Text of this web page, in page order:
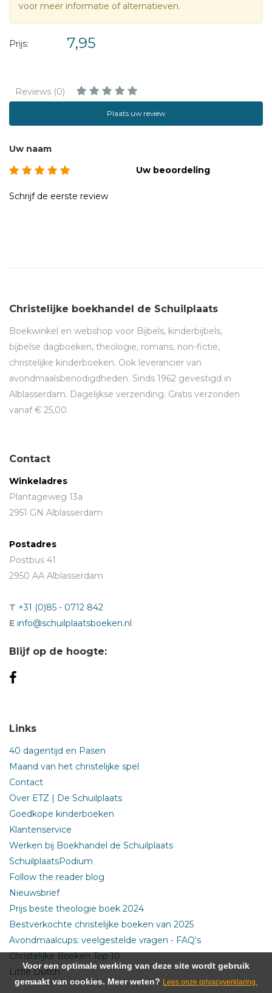
voor meer informatie of alternatieven.
Prijs: 7,95
Reviews (0)
Plaats uw review
Uw naam
Uw beoordeling
Schrijf de eerste review
Christelijke boekhandel de Schuilplaats
Boekwinkel en webshop voor Bijbels, kinderbijbels,
bijbelse dagboeken, theologie, romans, non-fictie,
christelijke kinderboeken. Ook leverancier van
avondmaalsbenodigdheden. Sinds 1962 gevestigd in
Alblasserdam. Dagelijkse verzending. Gratis verzonden
vanaf € 25,00.
Contact
Winkeladres
Plantageweg 13a
2951 GN Alblasserdam
Postadres
Postbus 41
2950 AA Alblasserdam
T +31 (0)85 - 0712 842
E info@schuilplaatsboeken.nl
Blijf op de hoogte:
Links
40 dagentijd en Pasen
Maand van het christelijke spel
Contact
Over ETZ | De Schuilplaats
Goedkope kinderboeken
Klantenservice
Werken bij Boekhandel de Schuilplaats
SchuilplaatsPodium
Follow the reader blog
Nieuwsbrief
Prijs beste theologie boek 2024
Bestverkochte christelijke boeken van 2025
Avondmaalcups: veelgestelde vragen - FAQ's
Christelijke Boeken Top 10
Little Dutch
Voor een optimale werking van deze site wordt gebruik
gemaakt van cookies. Meer weten? Lees onze privacyverklaring.